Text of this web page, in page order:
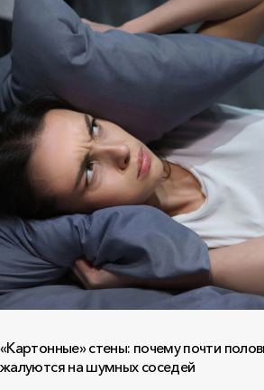
«Картонные» стены: почему почти
жалуются на шумных соседей